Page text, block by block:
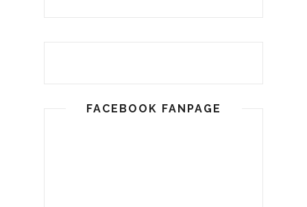
FACEBOOK FANPAGE